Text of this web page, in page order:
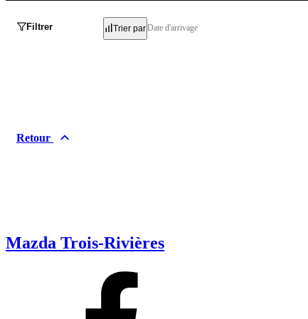
Filtrer Trier parDate d'arrivage
Retour
Mazda Trois-Rivières